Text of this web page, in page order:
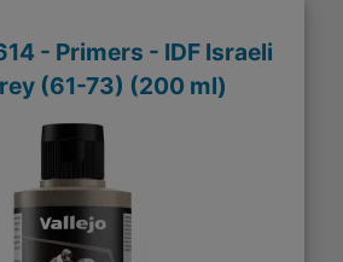
- Primers - IDF Israeli
(61-73) (200 ml)